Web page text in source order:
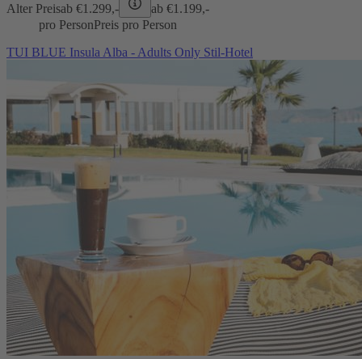
Alter Preisab €1.299,- ab €1.199,-
pro PersonPreis pro Person
TUI BLUE Insula Alba - Adults Only Stil-Hotel